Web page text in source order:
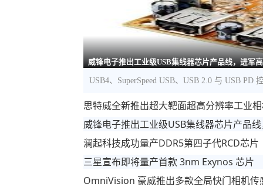
威锋电子推出工业级USB集线器芯片产品线，进军
USB4、SuperSpeed USB、USB 2.0 与 USB
思特威全新推出超大靶面超高分辨率工业
威锋电子推出工业级USB集线器芯片产品
澜起科技成功量产DDR5第四子代RCD芯片
三星宣布即将量产首款 3nm Exynos 芯片
OmniVision 豪威推出多款全局快门相机